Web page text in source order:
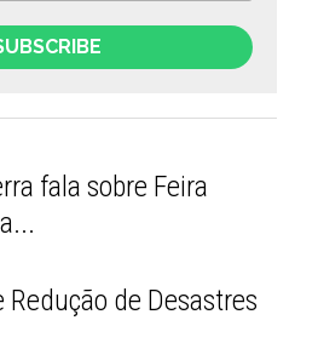
fala sobre Feira
Redução de Desastres